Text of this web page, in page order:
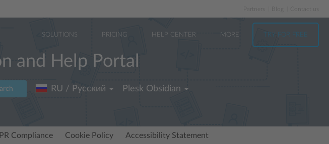
Partners
SOLUTIONS PRICING HELP CENTER MORE TRY FOR FREE
and Help Portal
RU / Русский Plesk Obsidian
Compliance Cookie Policy Accessibility Statement